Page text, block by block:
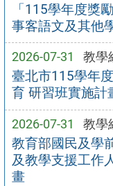
「115學年度獎
事客語文及其他
2026-07-31 教學
臺北市115學年
育 研習班實施計
2026-07-31 教學
教育部國民及學
及教學支援工作
畫